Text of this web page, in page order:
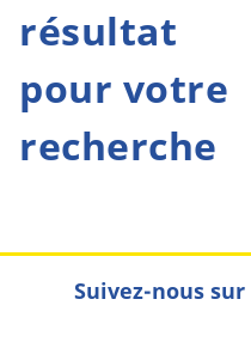
résultat
pour votre
recherche
Suivez-nous